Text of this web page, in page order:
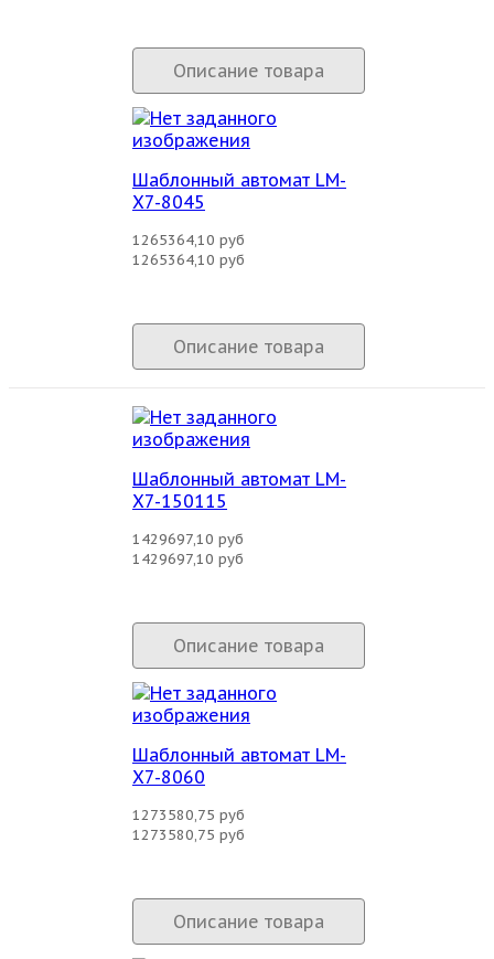
Описание товара
Шаблонный автомат LM-
X7-8045
1265364,10 руб
1265364,10 руб
Описание товара
Шаблонный автомат LM-
X7-150115
1429697,10 руб
1429697,10 руб
Описание товара
Шаблонный автомат LM-
X7-8060
1273580,75 руб
1273580,75 руб
Описание товара